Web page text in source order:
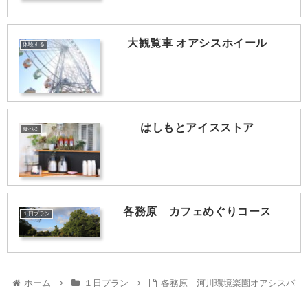
体験する 大観覧車 オアシスホイール
食べる はしもとアイスストア
１日プラン 各務原 カフェめぐりコース
ホーム １日プラン
各務原 河川環境楽園オアシスパ